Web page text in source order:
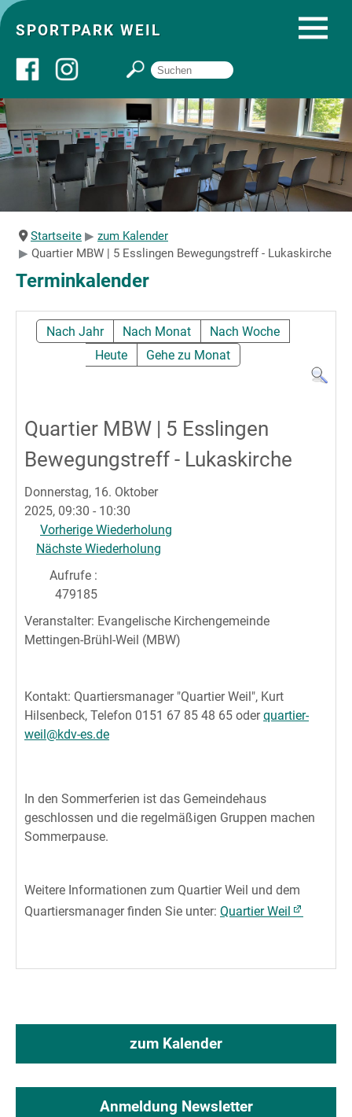
SPORTPARK WEIL
Über uns
Startseite
Angebote
Sozial- und Gruppenräume
Sportpark
Startseite
zum Kalender
Quartier MBW | 5 Esslingen Bewegungstreff - Lukaskirche
Terminkalender
Nach Jahr Nach Monat
Nach Woche
Heute
Gehe zu Monat
Quartier MBW | 5 Esslingen
Bewegungstreff - Lukaskirche
Donnerstag, 16. Oktober
2025, 09:30 - 10:30
Vorherige Wiederholung
Nächste Wiederholung
Aufrufe:
479185
Veranstalter: Evangelische Kirchengemeinde
Mettingen-Brühl-Weil (MBW)
Kontakt: Quartiersmanager "Quartier Weil", Kurt
Hilsenbeck, Telefon 0151 67 85 48 65 oderquartier-
weil@kdv-es.de
In den Sommerferien ist das Gemeindehaus
geschlossen und die regelmäßigen Gruppen machen
Sommerpause.
Weitere Informationen zum Quartier Weil und dem
Quartiersmanager finden Sie unter: Quartier Weil
zum Kalender
Anmeldung Newsletter